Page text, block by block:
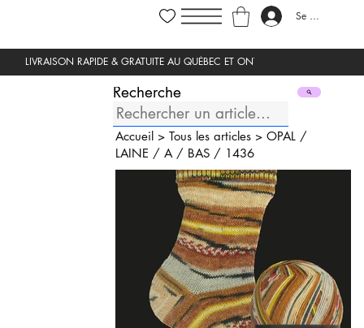
Se connecter
Recherche
Accueil> Tous les articles> OPAL /
LAINE / A / BAS / 1436